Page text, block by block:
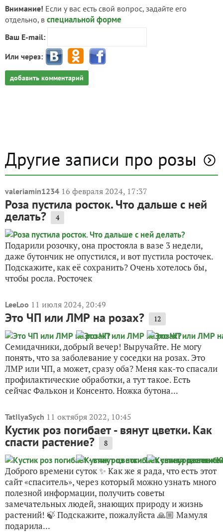
Внимание! Если у вас есть свой вопрос, задайте его
отдельно, в специальной форме
Ваш E-mail:
Или через:
добавить комментарий
Другие записи про розы
valeriamin1234 16 февраля 2024, 17:37
Роза пустила росток. Что дальше с ней
делать? 4
Подарили розочку, она простояла в вазе 3 недели,
даже бутончик не опустился, и вот пустила росточек.
Подскажите, как её сохранить? Очень хотелось бы,
чтобы росла. Росточек
LeeLoo 11 июля 2024, 20:49
Это ЧП или ЛМР на розах? 12
Семидачники, добрый вечер! Выручайте. Не могу
понять, что за заболевание у соседки на розах. Это
ЛМР или ЧП, а может, сразу оба? Меня как-то спасали
профилактические обработки, а тут такое. Есть
сейчас Фалькон и Консенто. Ножка бутона...
TatIlyaSych 11 октября 2022, 10:45
Кустик роз погибает - вянут цветки. Как
спасти растение? 8
Доброго времени суток ✨ Как же я рада, что есть этот
сайт «спаситель», через который можно узнать много
полезной информации, получить советы
замечательных людей, знающих природу и жизнь
растений! 🍃 Подскажите, пожалуйста 🙏🏼 Мамуля
подарила...